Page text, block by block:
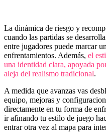
La dinámica de riesgo y
cuando las partidas se
entre jugadores puede marcar
enfrentamientos. Además, el
una identidad clara, apoyada
aleja del realismo tradicional.
A medida que avanzas vas
equipo, mejoras y
directamente en tu forma de
ir afinando tu estilo de juego
entrar otra vez al mapa para